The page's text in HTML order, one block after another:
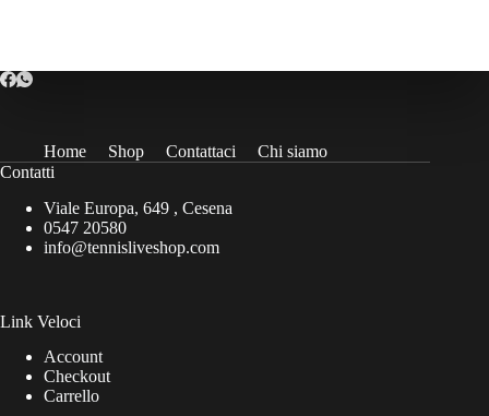
Home Shop Contattaci
Chi siamo
Contatti
Viale Europa, 649 , Cesena
0547 20580
info@tennisliveshop.com
Link Veloci
Account
Checkout
Carrello